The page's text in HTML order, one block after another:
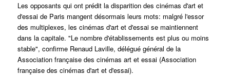
Les opposants qui ont prédit la disparition des cinémas d'art et
d'essai de Paris mangent désormais leurs mots: malgré l'essor
des multiplexes, les cinémas d'art et d'essai se maintiennent
dans la capitale. "Le nombre d'établissements est plus ou moins
stable", confirme Renaud Laville, délégué général de la
Association française des cinémas art et essai (Association
française des cinémas d'art et d'essai).